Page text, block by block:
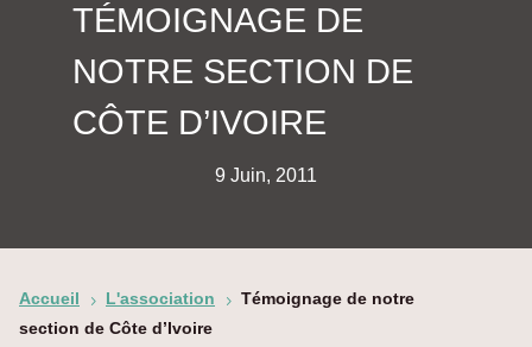
TÉMOIGNAGE DE
NOTRE SECTION DE
CÔTE D’IVOIRE
9 Juin, 2011
Accueil 5 L'association 5 Témoignage de notre
section de Côte d’Ivoire